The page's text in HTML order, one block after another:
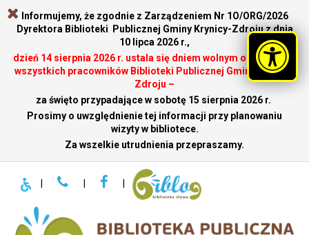
Informujemy, że zgodnie z Zarządzeniem Nr 1O/ORG/2026
Dyrektora Biblioteki Publicznej Gminy Krynicy-Zdroju z dnia
10 lipca 2026 r.,
dzień 14 sierpnia 2026 r. ustala się dniem wolnym od pracy dla
wszystkich pracowników Biblioteki Publicznej Gminy Krynicy-
Zdroju –
za święto przypadające w sobotę 15 sierpnia 2026 r.
Prosimy o uwzględnienie tej informacji przy planowaniu
wizyty w bibliotece.
Za wszelkie utrudnienia przepraszamy.